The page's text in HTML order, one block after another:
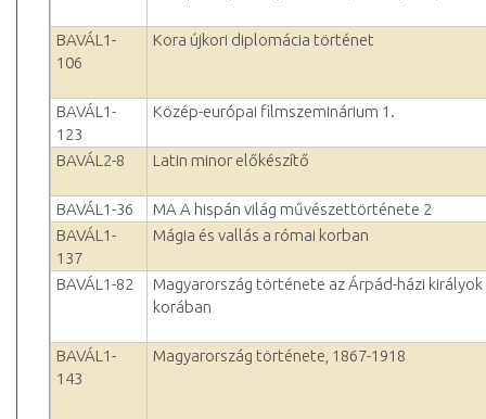
BAVÁL1-
106
Kora újkori diplomácia történet
BAVÁL1-
123
Közép-európai filmszeminárium 1.
BAVÁL2-8 Latin minor előkészítő
BAVÁL1-36
MA A hispán világ művészettörténete 2
BAVÁL1-
137
Mágia és vallás a római korban
BAVÁL1-82
Magyarország története az Árpád-házi királyok
korában
BAVÁL1-
143
Magyarország története, 1867-1918